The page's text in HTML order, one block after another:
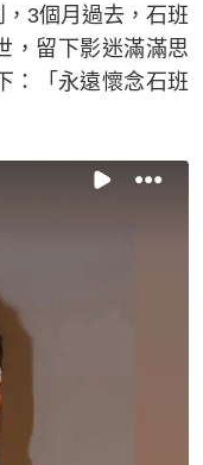
3個月過去，石班
，留下影迷滿滿思
：「永遠懷念石班